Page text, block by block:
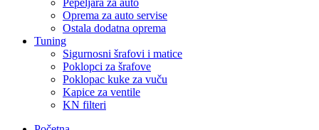
Pepeljara za auto
Oprema za auto servise
Ostala dodatna oprema
Tuning
Sigurnosni šrafovi i matice
Poklopci za šrafove
Poklopac kuke za vuču
Kapice za ventile
KN filteri